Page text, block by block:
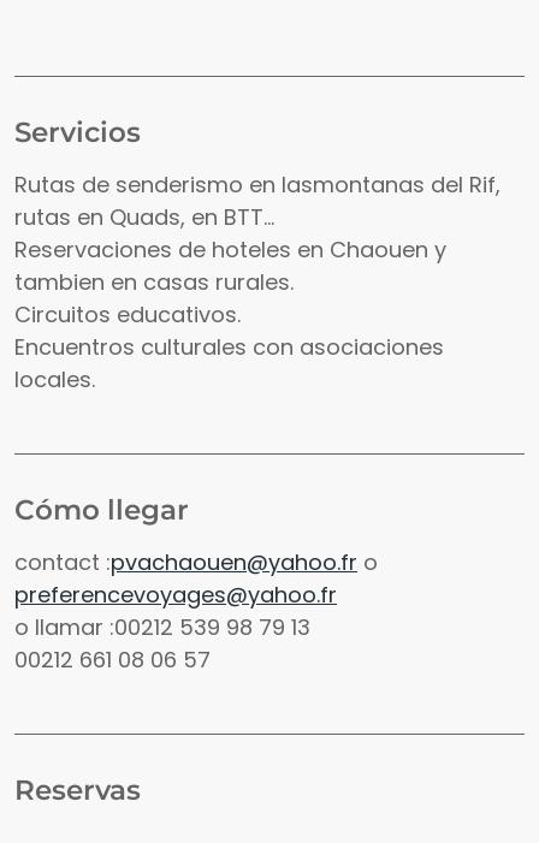
Servicios
Rutas de senderismo en lasmontanas del Rif,
rutas en Quads, en BTT...
Reservaciones de hoteles en Chaouen y
tambien en casas rurales.
Circuitos educativos.
Encuentros culturales con asociaciones
locales.
Cómo llegar
contact :pvachaouen@yahoo.fr o
preferencevoyages@yahoo.fr
o llamar :00212 539 98 79 13
00212 661 08 06 57
Reservas